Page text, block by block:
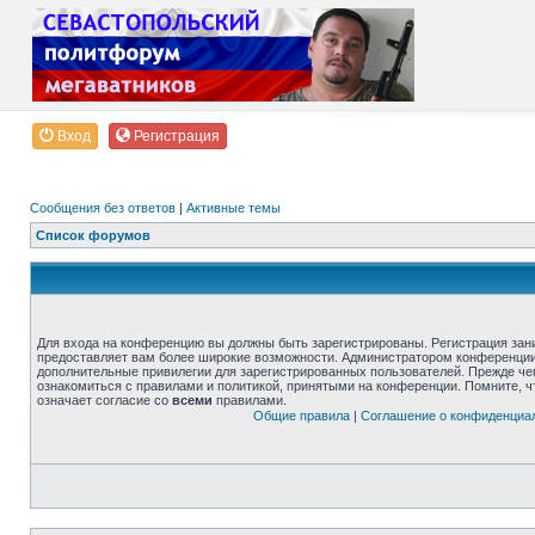
Вход Регистрация
Сообщения без ответов | Активные темы
Список форумов
Для входа на конференцию вы должны быть зарегистрированы. Регистрация
предоставляет вам более широкие возможности. Администратором
дополнительные привилегии для зарегистрированных пользователей. Прежде
ознакомиться с правилами и политикой, принятыми на конференции. Помните,
означает согласие со всеми правилами.
Общие правила| Соглашение о